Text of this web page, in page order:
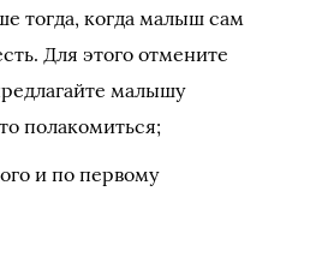
тогда, когда малыш сам
Для этого отмените
малышу
полакомиться;
и по первому